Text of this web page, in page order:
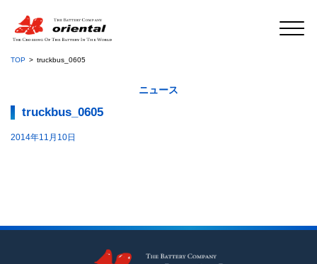
TOP truckbus_0605
ニュース
truckbus_0605
2014年11月10日